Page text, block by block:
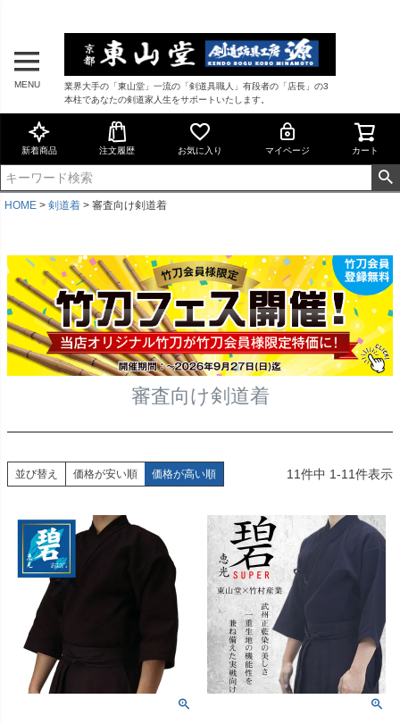
MENU
業界大手の「東山堂」一流の「剣道具職人」有段者の「店長」の3
本柱であなたの剣道家人生をサポートいたします。
新着商品 注文履歴 お気に入り マイページ カート
HOME 剣道着 審査向け剣道着
審査向け剣道着
並び替え 価格が安い順 価格が高い順 11件中 1-11件表示